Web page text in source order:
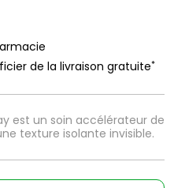
est un soin accélérateur de
texture isolante invisible.
de la livraison gratuite*